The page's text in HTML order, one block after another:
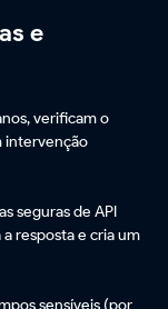
e
verificam o
intervenção
seguras de API
resposta e cria um